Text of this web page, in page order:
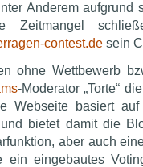
Anderem aufgrund
Zeitmangel
contest.de sein
ohne Wettbewerb
-Moderator „Torte“
Webseite basiert
bietet damit die
aber auch
ein eingebautes